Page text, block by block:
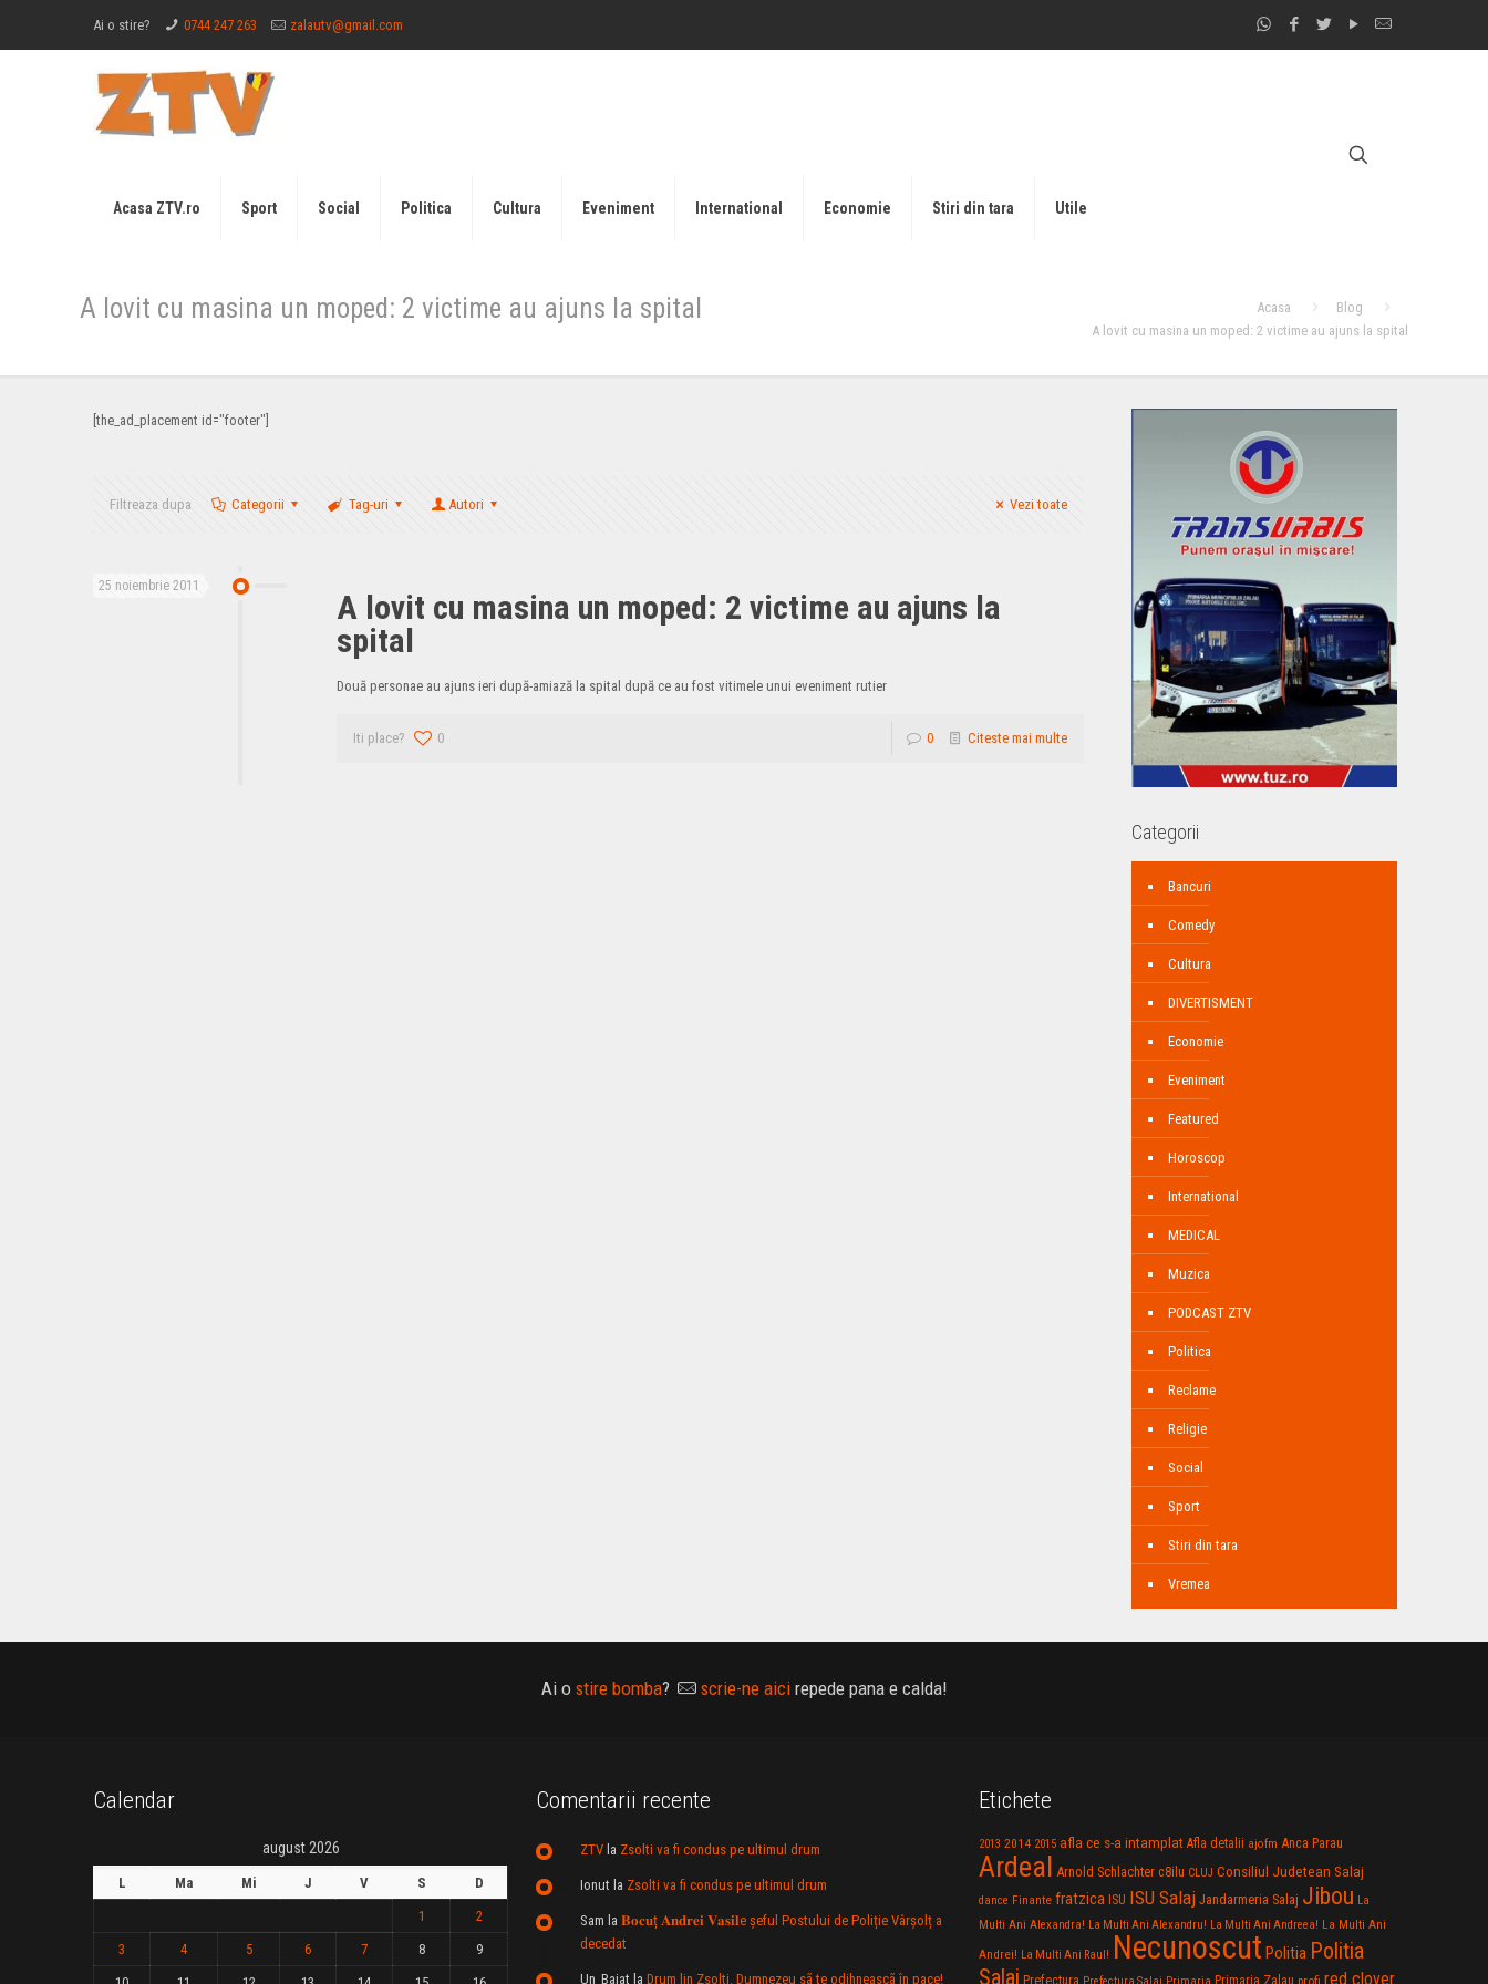
Ai o stire? 0744 247 263 zalautv@gmail.com
Acasa ZTV.ro Sport Social Politica Cultura Eveniment International Economie Stiri din tara Utile
A lovit cu masina un moped: 2 victime au ajuns la spital Acasa
Blog
A lovit cu masina un moped: 2 victime au ajuns la spital
[the_ad_placement id="footer"]
Filtreaza dupa Categorii Tag-uri Autori Vezi toate
25 noiembrie 2011
A lovit cu masina un moped: 2 victime au ajuns la
spital
Două personae au ajuns ieri după-amiază la spital după ce au fost vitimele unui eveniment rutier
Iti place? 0 0 Citeste mai multe
Categorii
Bancuri
Comedy
Cultura
DIVERTISMENT
Economie
Eveniment
Featured
Horoscop
International
MEDICAL
Muzica
PODCAST ZTV
Politica
Reclame
Religie
Social
Sport
Stiri din tara
Vremea
Ai o stire bomba? scrie-ne aicirepede pana e calda!
Calendar
august 2026
L Ma Mi J V S
D
1
2
3
4 5 6 7 8
9
Comentarii recente
ZTVla Zsolti va fi condus pe ultimul drum
Ionut la Zsolti va fi condus pe ultimul drum
Sam la 𝐁𝐨𝐜𝐮ț 𝐀𝐧𝐝𝐫𝐞𝐢 𝐕𝐚𝐬𝐢𝐥e şeful Postului de Poliție Vârșolț a
decedat
Un_Baiat la Drum lin Zsolti. Dumnezeu sã te odihneascã în pace!
Etichete
2013 2014 2015 afla ce s-a intamplat Afla detalii ajofm Anca Parau
Ardeal Arnold Schlachter c8ilu CLUJ Consiliul Judetean Salaj
dance Finante fratzica ISU ISU Salaj Jandarmeria Salaj Jibou La
Multi Ani Alexandra! La Multi Ani Alexandru! La Multi Ani Andreea! La Multi Ani
Andrei! La Multi Ani Raul! Necunoscut Politia Politia
Salaj Prefectura Primaria Zalau profi red clover